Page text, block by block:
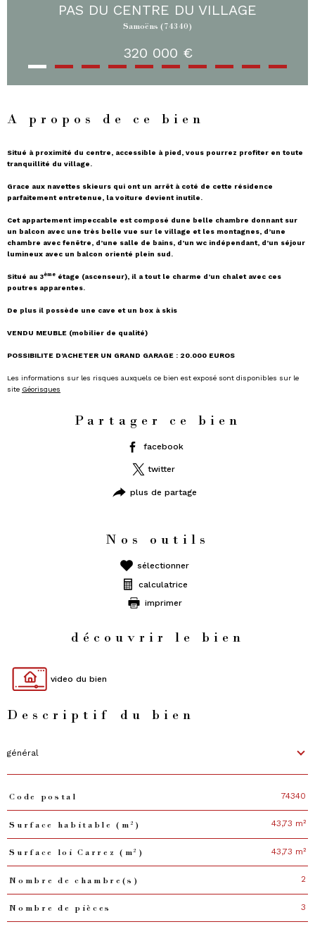
PAS DU CENTRE DU VILLAGE
Samoëns (74340)
320 000 €
A propos de ce bien
Situé à proximité du centre, accessible à pied, vous pourrez profiter en toute
tranquillité du village.
Grace aux navettes skieurs qui ont un arrêt à coté de cette résidence
parfaitement entretenue, la voiture devient inutile.
Cet appartement impeccable est composé dune belle chambre donnant sur
un balcon avec une très belle vue sur le village et les montagnes, d’une
chambre avec fenêtre, d’une salle de bains, d’un wc indépendant, d’un séjour
lumineux avec un balcon orienté plein sud.
Situé au 3ème étage (ascenseur), il a tout le charme d’un chalet avec ces
poutres apparentes.
De plus il possède une cave et un box à skis
VENDU MEUBLE (mobilier de qualité)
POSSIBILITE D’ACHETER UN GRAND GARAGE : 20.000 EUROS
Les informations sur les risques auxquels ce bien est exposé sont disponibles sur le
site Géorisques
Partager ce bien
facebook
twitter
plus de partage
Nos outils
sélectionner
calculatrice
imprimer
découvrir le bien
video du bien
Descriptif du bien
général
TRAD_PAMPERO_Caracteristique
Code postal 74340
Surface habitable (m²) 43,73 m²
Surface loi Carrez (m²) 43,73 m²
Nombre de chambre(s) 2
Nombre de pièces 3